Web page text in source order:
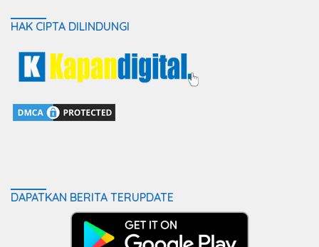
HAK CIPTA DILINDUNGI
DAPATKAN BERITA TERUPDATE